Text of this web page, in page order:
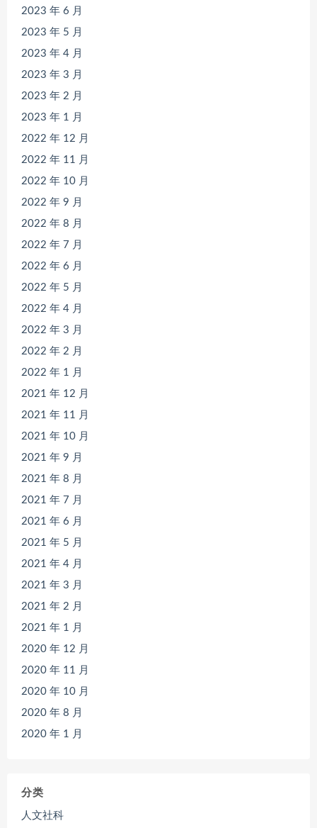
2023 年 6 月
2023 年 5 月
2023 年 4 月
2023 年 3 月
2023 年 2 月
2023 年 1 月
2022 年 12 月
2022 年 11 月
2022 年 10 月
2022 年 9 月
2022 年 8 月
2022 年 7 月
2022 年 6 月
2022 年 5 月
2022 年 4 月
2022 年 3 月
2022 年 2 月
2022 年 1 月
2021 年 12 月
2021 年 11 月
2021 年 10 月
2021 年 9 月
2021 年 8 月
2021 年 7 月
2021 年 6 月
2021 年 5 月
2021 年 4 月
2021 年 3 月
2021 年 2 月
2021 年 1 月
2020 年 12 月
2020 年 11 月
2020 年 10 月
2020 年 8 月
2020 年 1 月
分类
人文社科